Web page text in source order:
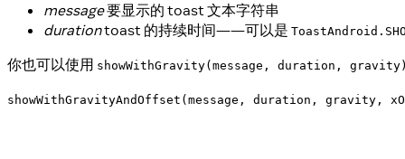
message要显示的 toast 文本字符串
durationtoast 的持续时间——可以是
你也可以使用 showWithGravity(message, duration,
showWithGravityAndOffset(message, duration, gravity,